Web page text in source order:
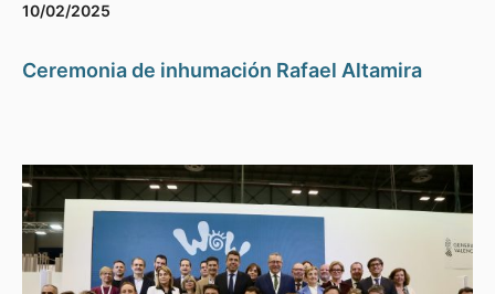
10/02/2025
Ceremonia de inhumación Rafael Altamira